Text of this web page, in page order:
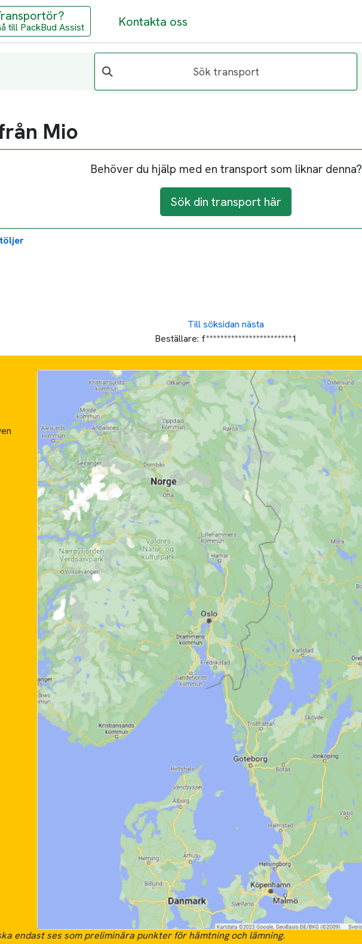
till PackBud Assist Kontakta oss
Sök transport
Mio
Behöver du hjälp med en transport som liknar denna?
Sök din transport här
Till söksidan nästa
Beställare: f************************1
endast ses som preliminära punkter för hämtning och lämning.